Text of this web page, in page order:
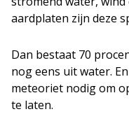
aardplaten zijn deze
Dan bestaat 70
nog eens uit water.
meteoriet nodig om
te laten.